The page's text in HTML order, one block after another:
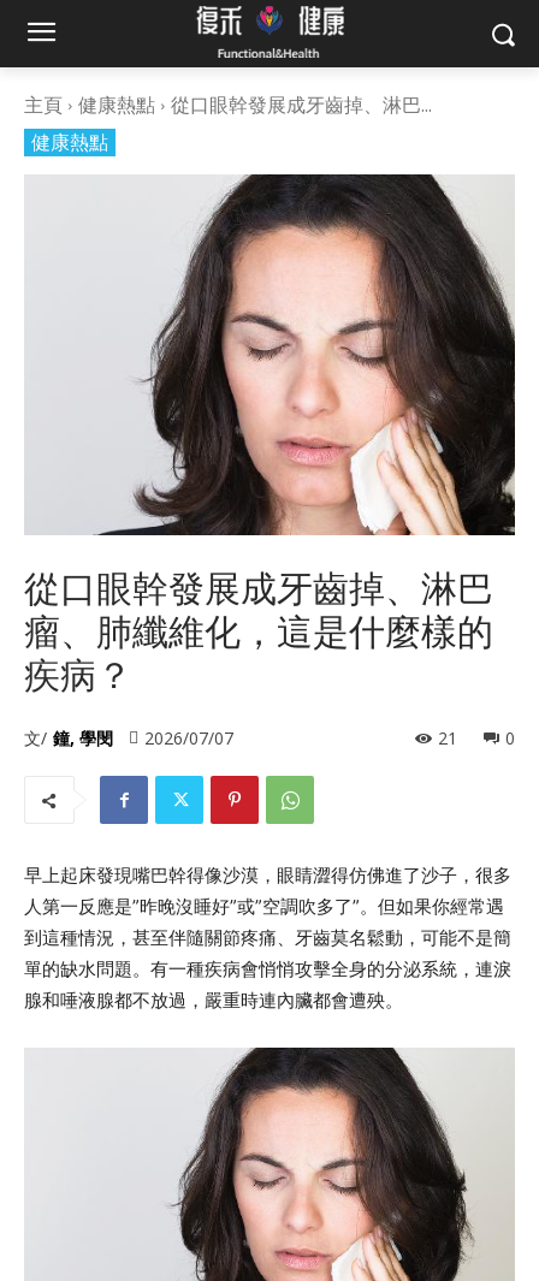
主頁 健康熱點 從口眼幹發展成牙齒掉、淋巴...
健康熱點
從口眼幹發展成牙齒掉、淋巴
瘤、肺纖維化，這是什麼樣的
疾病？
文/ 鐘, 學閔 2026/07/07 0
21
早上起床發現嘴巴幹得像沙漠，眼睛澀得仿佛進了沙子，很多
人第一反應是”昨晚沒睡好”或”空調吹多了”。但如果你經常遇
到這種情況，甚至伴隨關節疼痛、牙齒莫名鬆動，可能不是簡
單的缺水問題。有一種疾病會悄悄攻擊全身的分泌系統，連淚
腺和唾液腺都不放過，嚴重時連內臟都會遭殃。